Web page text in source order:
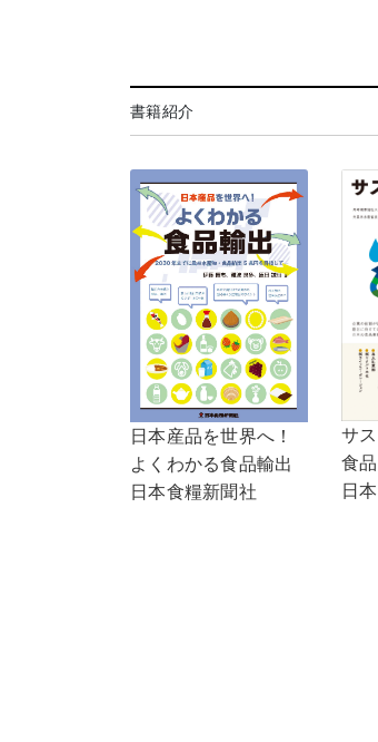
書籍紹介
日本産品を世界へ！
よくわかる食品輸出
日本食糧新聞社
サ
食
日